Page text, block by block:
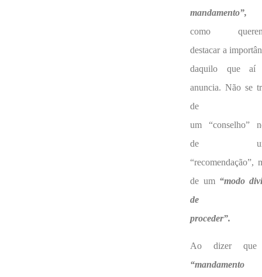
mandamento”,
como
destacar a
daquilo que aí
anuncia. Não se
de
um “conselho”
de
“recomendação”,
de um “modo
de
proceder”.
Ao dizer
“mandamento